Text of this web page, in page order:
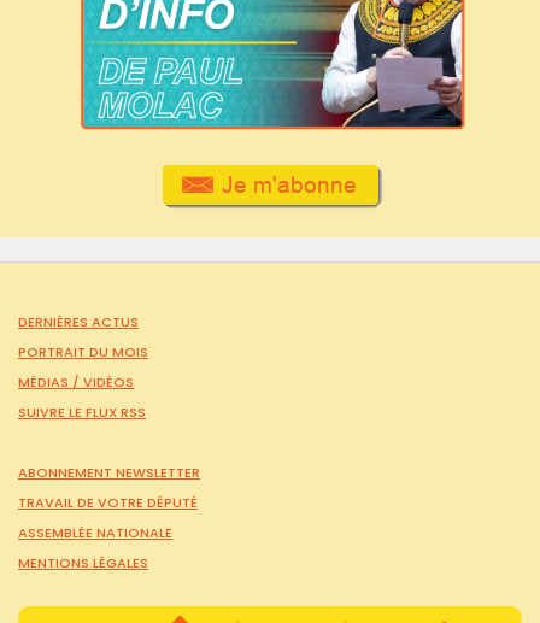
DERNIÈRES ACTUS
PORTRAIT DU MOIS
MÉDIAS / VIDÉOS
SUIVRE LE FLUX RSS
ABONNEMENT NEWSLETTER
TRAVAIL DE VOTRE DÉPUTÉ
ASSEMBLÉE NATIONALE
MENTIONS LÉGALES